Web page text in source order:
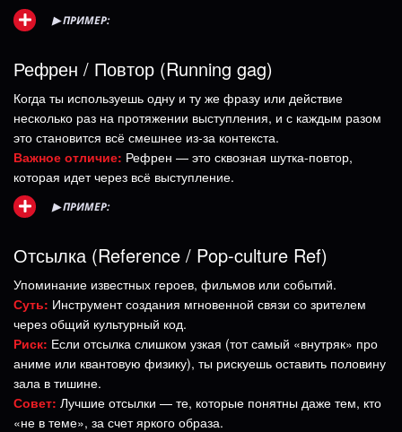
▶ПРИМЕР:
Рефрен / Повтор (Running gag)
Когда ты используешь одну и ту же фразу или действие
несколько раз на протяжении выступления, и с каждым разом
это становится всё смешнее из-за контекста.
Важное отличие: Рефрен — это сквозная шутка-повтор,
которая идет через всё выступление.
▶ПРИМЕР:
Отсылка (Reference / Pop-culture Ref)
Упоминание известных героев, фильмов или событий.
Суть: Инструмент создания мгновенной связи со зрителем
через общий культурный код.
Риск: Если отсылка слишком узкая (тот самый «внутряк» про
аниме или квантовую физику), ты рискуешь оставить половину
зала в тишине.
Совет: Лучшие отсылки — те, которые понятны даже тем, кто
«не в теме», за счет яркого образа.